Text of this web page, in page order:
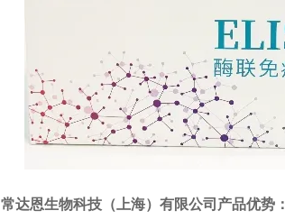
常达恩生物科技（上海）有限公司产品优势：